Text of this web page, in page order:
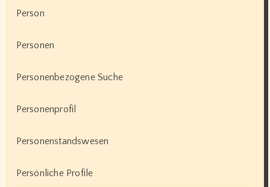
Person
Personen
Personenbezogene Suche
Personenprofil
Personenstandswesen
Persönliche Profile